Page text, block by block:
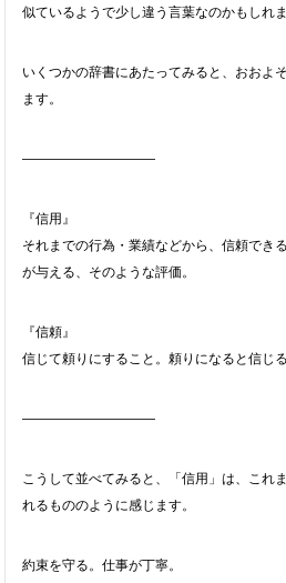
似ているようで少し違う言葉なのかもしれま
いくつかの辞書にあたってみると、おおよ
ます。
――――――――――
『信用』
それまでの行為・業績などから、信頼でき
が与える、そのような評価。
『信頼』
信じて頼りにすること。頼りになると信じ
――――――――――
こうして並べてみると、「信用」は、これ
れるもののように感じます。
約束を守る。仕事が丁寧。